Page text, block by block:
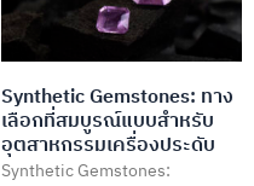
Synthetic Gemstones: ทาง
เลือกที่สมบูรณ์แบบสำหรับ
อุตสาหกรรมเครื่องประดับ
Synthetic Gemstones: